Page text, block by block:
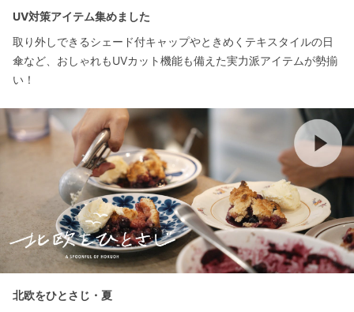
UV対策アイテム集めました
取り外しできるシェード付キャップやときめくテキスタイルの日
傘など、おしゃれもUVカット機能も備えた実力派アイテムが勢揃
い！
北欧をひとさじ・夏